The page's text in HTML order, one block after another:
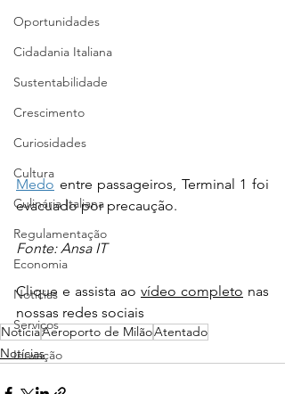
Oportunidades
Cidadania Italiana
Sustentabilidade
Crescimento
Curiosidades
Cultura
Culinária Italiana
Regulamentação
Economia
Notícias
Serviços
Inovação
Medo entre passageiros, Terminal 1 foi
evacuado por precaução.
Fonte: Ansa IT
Clique e assista ao vídeo completo nas
nossas redes sociais
NotíciaAeroporto de MilãoAtentado
Notícias